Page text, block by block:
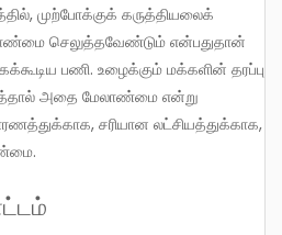
முற்போக்குக் கருத்தியலைக்
செலுத்தவேண்டும் என்பதுதான்
பணி. உழைக்கும் மக்களின் தரப்பு
அதை மேலாண்மை என்று
சரியான லட்சியத்துக்காக,